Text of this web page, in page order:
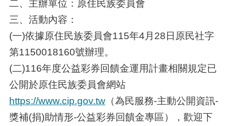
二、主辦單位：原住民族委員會
三、活動內容：
(一)依據原住民族委員會115年4月28日原民社字
第1150018160號辦理。
(二)116年度公益彩券回饋金運用計畫相關規定已
公開於原住民族委員會網站
https://www.cip.gov.tw（為民服務-主動公開資訊-
獎補(捐)助情形-公益彩券回饋金專區），歡迎下